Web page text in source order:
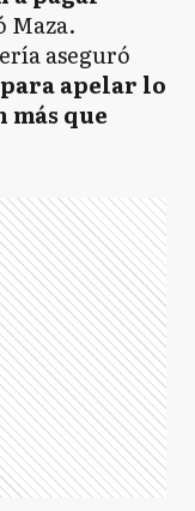
Maza.
aseguró
apelar lo
más que